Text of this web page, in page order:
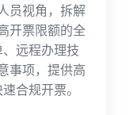
员视角，拆解
开票限额的全
远程办理技
事项，提供高
合规开票。